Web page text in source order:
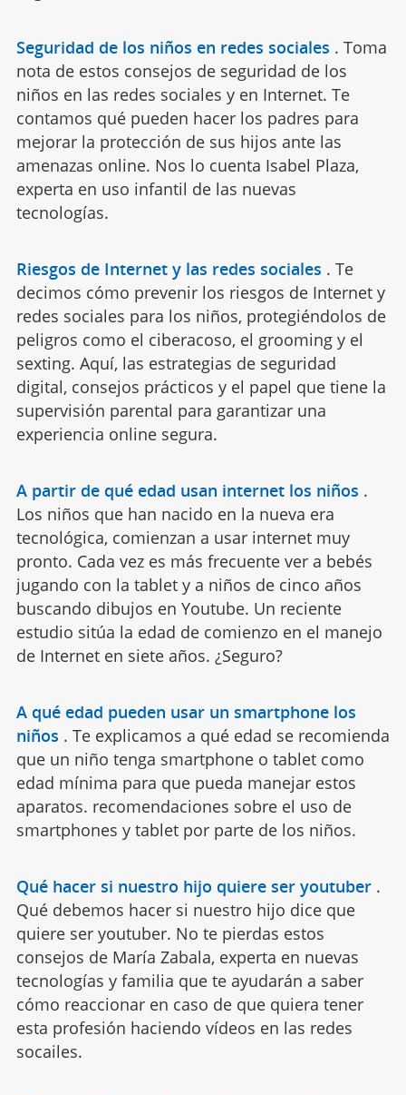
Seguridad de los niños en redes sociales . Toma
nota de estos consejos de seguridad de los
niños en las redes sociales y en Internet. Te
contamos qué pueden hacer los padres para
mejorar la protección de sus hijos ante las
amenazas online. Nos lo cuenta Isabel Plaza,
experta en uso infantil de las nuevas
tecnologías.
Riesgos de Internet y las redes sociales . Te
decimos cómo prevenir los riesgos de Internet y
redes sociales para los niños, protegiéndolos de
peligros como el ciberacoso, el grooming y el
sexting. Aquí, las estrategias de seguridad
digital, consejos prácticos y el papel que tiene la
supervisión parental para garantizar una
experiencia online segura.
A partir de qué edad usan internet los niños .
Los niños que han nacido en la nueva era
tecnológica, comienzan a usar internet muy
pronto. Cada vez es más frecuente ver a bebés
jugando con la tablet y a niños de cinco años
buscando dibujos en Youtube. Un reciente
estudio sitúa la edad de comienzo en el manejo
de Internet en siete años. ¿Seguro?
A qué edad pueden usar un smartphone los
niños . Te explicamos a qué edad se recomienda
que un niño tenga smartphone o tablet como
edad mínima para que pueda manejar estos
aparatos. recomendaciones sobre el uso de
smartphones y tablet por parte de los niños.
Qué hacer si nuestro hijo quiere ser youtuber .
Qué debemos hacer si nuestro hijo dice que
quiere ser youtuber. No te pierdas estos
consejos de María Zabala, experta en nuevas
tecnologías y familia que te ayudarán a saber
cómo reaccionar en caso de que quiera tener
esta profesión haciendo vídeos en las redes
socailes.